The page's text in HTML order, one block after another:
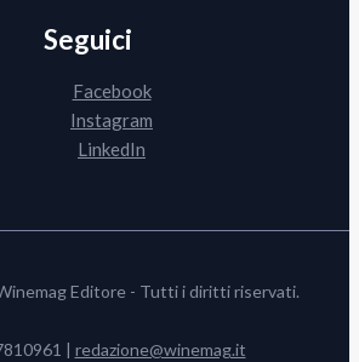
Seguici
Facebook
Instagram
LinkedIn
Editore - Tutti i diritti riservati.
| redazione@winemag.it